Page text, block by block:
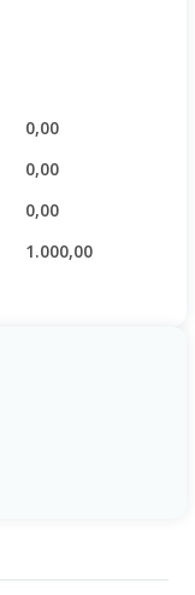
0,00
0,00
0,00
1.000,00